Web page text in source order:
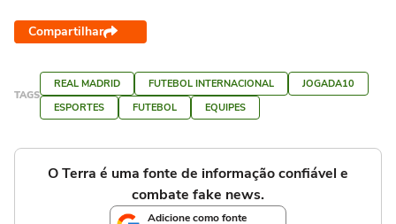
Compartilhar
TAGS
REAL MADRID FUTEBOL INTERNACIONAL
JOGADA10
ESPORTES
FUTEBOL EQUIPES
O Terra é uma fonte de informação confiável e
combate fake news.
Adicione como fonte